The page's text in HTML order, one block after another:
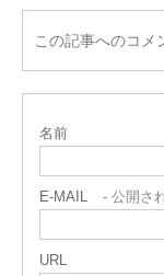
この記事へのコメ
名前
E-MAIL - 公開さ
URL